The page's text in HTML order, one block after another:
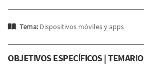
Tema: Dispositivos móviles y apps
OBJETIVOS ESPECÍFICOS | TEMARIO